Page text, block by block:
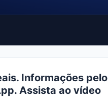
Informações pelo
Assista ao vídeo